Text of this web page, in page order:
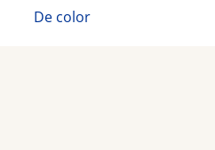
De color